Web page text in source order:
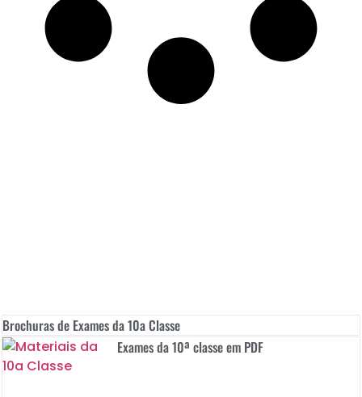
Brochuras de Exames da 10a Classe
Exames da 10ª classe em PDF